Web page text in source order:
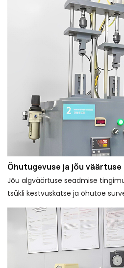
Õhutugevuse ja jõu
Jõu algväärtuse seadmise
tsükli kestvuskatse ja õhutoe